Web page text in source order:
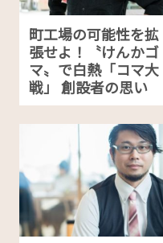
町工場の可能性を拡
張せよ！〝けんかゴ
マ〟で白熱「コマ大
戦」 創設者の思い